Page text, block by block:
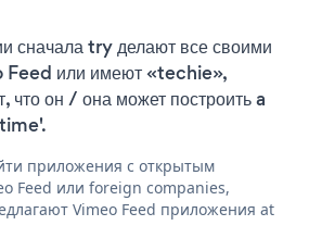
сначала try делают все своими
Feed или имеют «techie»,
что он / она может построить a
приложения с открытым
Feed или foreign companies,
Vimeo Feed приложения at